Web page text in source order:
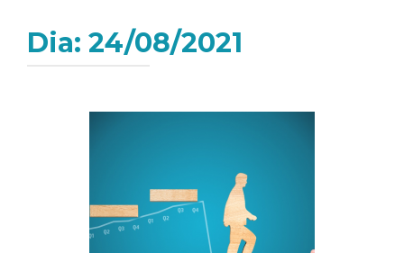
Dia: 24/08/2021